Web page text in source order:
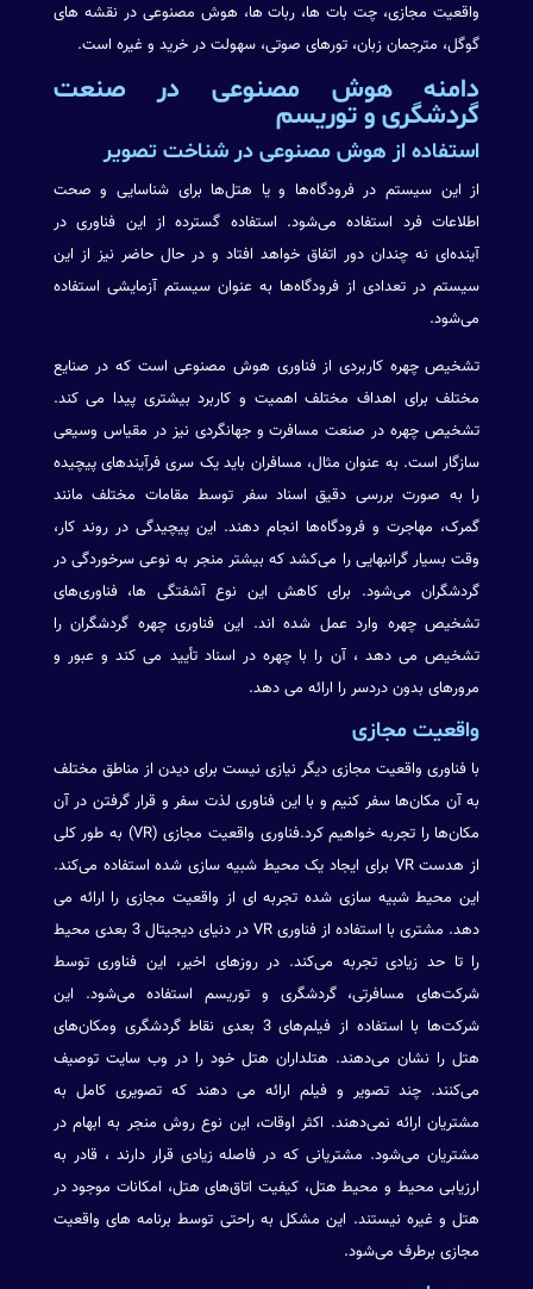
واقعیت مجازی، چت بات ها، ربات ها، هوش مصنوعی در نقشه های
گوگل، مترجمان زبان، تورهای صوتی، سهولت در خرید و غیره است.
دامنه هوش مصنوعی در صنعت
گردشگری و توریسم
استفاده از هوش مصنوعی در شناخت تصویر
از این سیستم در فرودگاه‌ها و یا هتل‌ها برای شناسایی و صحت
اطلاعات فرد استفاده می‌شود. استفاده گسترده از این فناوری در
آینده‌ای نه چندان دور اتفاق خواهد افتاد و در حال حاضر نیز از این
سیستم در تعدادی از فرودگاه‌ها به عنوان سیستم آزمایشی استفاده
می‌شود.
تشخیص چهره کاربردی از فناوری هوش مصنوعی است که در صنایع
مختلف برای اهداف مختلف اهمیت و کاربرد بیشتری پیدا می کند.
تشخیص چهره در صنعت مسافرت و جهانگردی نیز در مقیاس وسیعی
سازگار است. به عنوان مثال، مسافران باید یک سری فرآیندهای پیچیده
را به صورت بررسی دقیق اسناد سفر توسط مقامات مختلف مانند
گمرک، مهاجرت و فرودگاه‌ها انجام دهند. این پیچیدگی در روند کار،
وقت بسیار گرانبهایی را می‌کشد که بیشتر منجر به نوعی سرخوردگی در
گردشگران می‌شود. برای کاهش این نوع آشفتگی ها‌، فناوری‌های
تشخیص چهره وارد عمل شده اند. این فناوری چهره گردشگران را
تشخیص می دهد ، آن را با چهره در اسناد تأیید می کند و عبور و
مرورهای بدون دردسر را ارائه می دهد.
واقعیت مجازی
با فناوری واقعیت مجازی دیگر نیازی نیست برای دیدن از مناطق مختلف
به آن مکان‌ها سفر کنیم و با این فناوری لذت سفر و قرار گرفتن در آن
مکان‌ها را تجربه خواهیم کرد.فناوری واقعیت مجازی (VR) به طور کلی
از هدست VR برای ایجاد یک محیط شبیه سازی شده استفاده می‌کند.
این محیط شبیه سازی شده تجربه ای از واقعیت مجازی را ارائه می
دهد. مشتری با استفاده از فناوری VR در دنیای دیجیتال 3 بعدی محیط
را تا حد زیادی تجربه می‌کند. در روزهای اخیر، این فناوری توسط
شرکت‌های مسافرتی، گردشگری و توریسم استفاده می‌شود. این
شرکت‌ها با استفاده از فیلم‌های 3 بعدی نقاط گردشگری ومکان‌های
هتل را نشان می‌دهند. هتلداران هتل خود را در وب سایت توصیف
می‌کنند. چند تصویر و فیلم ارائه می دهند که تصویری کامل به
مشتریان ارائه نمی‌دهند. اکثر اوقات‌، این نوع روش منجر به ابهام در
مشتریان می‌شود. مشتریانی که در فاصله زیادی قرار دارند ، قادر به
ارزیابی محیط و محیط هتل، کیفیت اتاق‌های هتل، امکانات موجود در
هتل و غیره نیستند. این مشکل به راحتی توسط برنامه های واقعیت
مجازی برطرف می‌شود.